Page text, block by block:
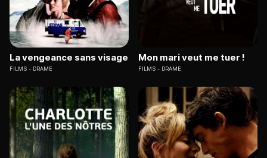
La vengeance sans visage
FILMS DRAME
Mon mari veut me tuer !
FILMS DRAME